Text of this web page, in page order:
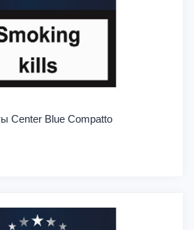
Center Blue Compatto